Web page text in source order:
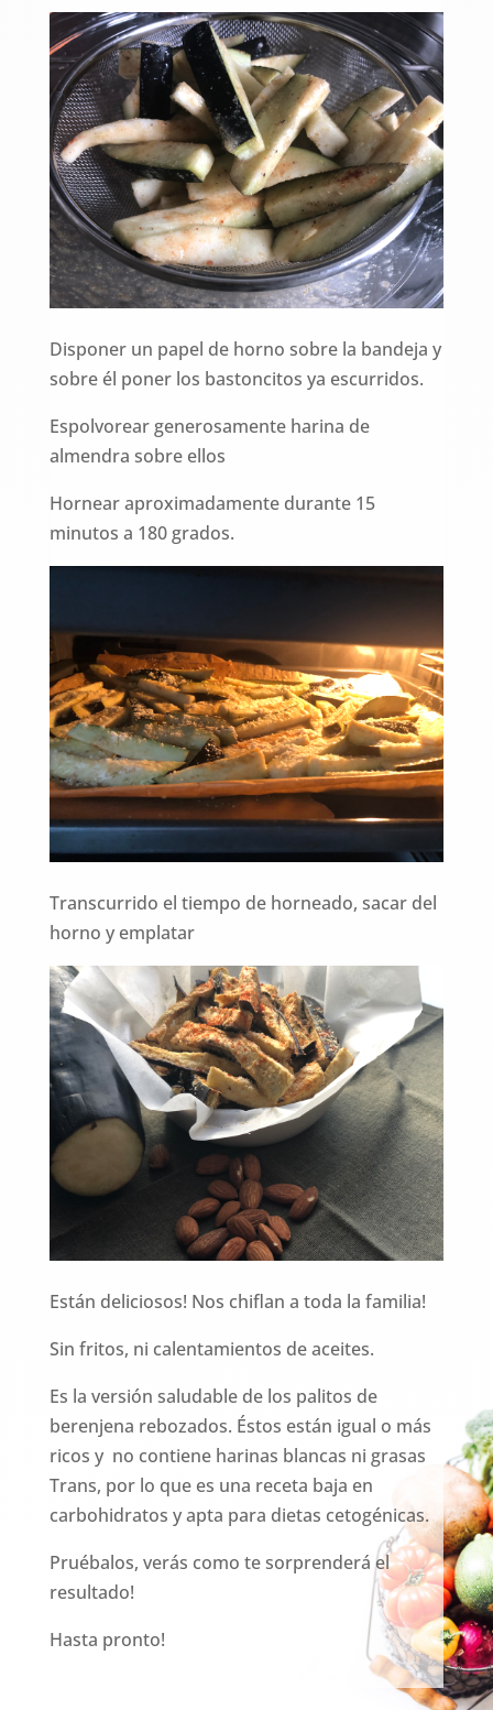
Disponer un papel de horno sobre la bandeja y
sobre él poner los bastoncitos ya escurridos.
Espolvorear generosamente harina de
almendra sobre ellos
Hornear aproximadamente durante 15
minutos a 180 grados.
Transcurrido el tiempo de horneado, sacar del
horno y emplatar
Están deliciosos! Nos chiflan a toda la familia!
Sin fritos, ni calentamientos de aceites.
Es la versión saludable de los palitos de
berenjena rebozados. Éstos están igual o más
ricos y no contiene harinas blancas ni grasas
Trans, por lo que es una receta baja en
carbohidratos y apta para dietas cetogénicas.
Pruébalos, verás como te sorprenderá el
resultado!
Hasta pronto!